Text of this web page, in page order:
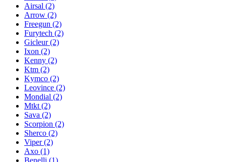
Airsal (2)
Arrow (2)
Freegun (2)
Furytech (2)
Gicleur(2)
Ixon (2)
Kenny (2)
Ktm (2)
Kymco (2)
Leovince (2)
Mondial (2)
Mtkt (2)
Sava (2)
Scorpion (2)
Sherco (2)
Viper(2)
Axo (1)
Benelli (1)